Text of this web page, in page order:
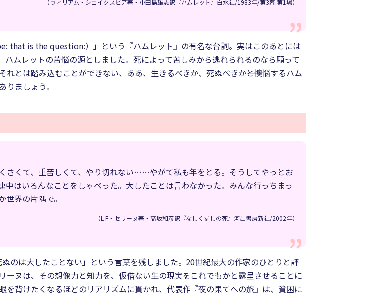
（ウィリアム・シェイクスピア著・小田島雄志訳『ハムレット』白水社/1983年/第3幕 第1場）
that is the question:）」という『ハムレット』の有名な台詞。実はこのあとには
ムレットの苦悩の源としました。死によって苦しみから逃れられるのなら願って
とは踏み込むことができない、ああ、生きるべきか、死ぬべきか――と懊悩するハム
ましょう。
さくて、重苦しくて、やり切れない……やがて私も年をとる。そうしてやっとお
はいろんなことをしゃべった。大したことは言わなかった。みんな行っちまっ
界の片隅で。
（L-F・セリーヌ著・高坂和彦訳『なしくずしの死』河出書房新社/2002年）
のは大したことない」という言葉を残しました。20世紀最大の作家のひとりと評
ヌは、その想像力と知力を、仮借ない生の現実をこれでもかと露呈させることに
背けたくなるほどのリアリズムに貫かれ、代表作『夜の果てへの旅』は、貧困に